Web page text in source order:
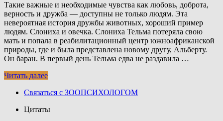
Такие важные и необходимые чувства как любовь, доброта,
верность и дружба — доступны не только людям. Эта
невероятная история дружбы животных, хороший пример
людям. Слониха и овечка. Слониха Тельма потеряла свою
мать и попала в реабилитационный центр южноафриканской
природы, где и была представлена новому другу, Альберту.
Он баран. В первый день Тельма едва не раздавила …
Читать далее
Связаться с ЗООПСИХОЛОГОМ
Цитаты